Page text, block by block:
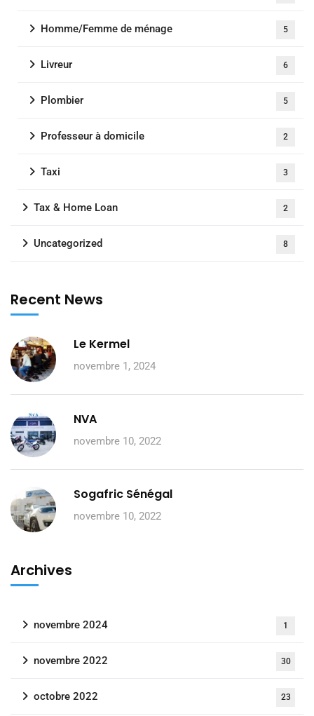
Homme/Femme de ménage 5
Livreur 6
Plombier 5
Professeur à domicile 2
Taxi 3
Tax & Home Loan 2
Uncategorized 8
Recent News
Le Kermel
novembre 1, 2024
NVA
novembre 10, 2022
Sogafric Sénégal
novembre 10, 2022
Archives
novembre 2024 1
novembre 2022 30
octobre 2022 23